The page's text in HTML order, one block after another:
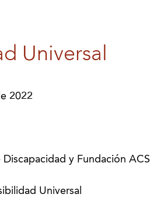
Universal
2022
Discapacidad y Fundación ACS
Universal